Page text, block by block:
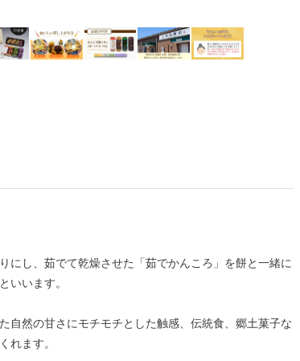
にし、茹でて乾燥させた「茹でかんころ」を餅と一緒に
いいます。
自然の甘さにモチモチとした触感、伝統食、郷土菓子な
れます。